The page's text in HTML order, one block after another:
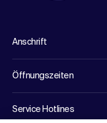
Anschrift
Öffnungszeiten
Service Hotlines